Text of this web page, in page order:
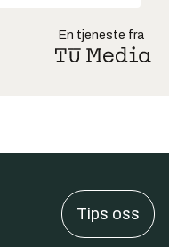
En tjeneste fra
Tips oss